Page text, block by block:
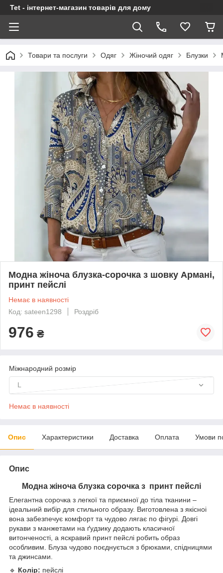
Tet - інтернет-магазин товарів для дому
Товари та послуги Одяг Жіночий одяг Блузки
Модна жіноча блузка-сорочка з шовку Армані,
принт пейслі
Немає в наявності
Код: sateen1298
Роздріб
976 ₴
Міжнародний розмір
L
Немає в наявності
Опис Характеристики Доставка Оплата Умови
Опис
Модна жіноча блузка сорочка з принт пейслі
Елегантна сорочка з легкої та приємної до тіла тканини –
ідеальний вибір для стильного образу. Виготовлена з якісноі
вона забезпечує комфорт та чудово лягає по фігурі. Довгі
рукави з манжетами на ґудзику додають класичної
витонченості, а яскравий принт пейслі робить образ
особливим. Блуза чудово поєднується з брюками, спідницями
та джинсами.
🔹 Колір: пейслі